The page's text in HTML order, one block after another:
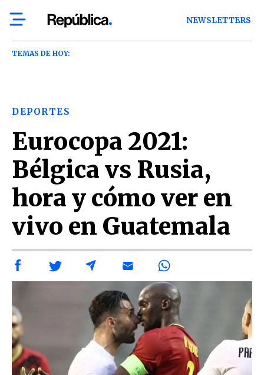
NEWSLETTERS
TEMAS DE HOY:
DEPORTES
Eurocopa 2021:
Bélgica vs Rusia,
hora y cómo ver en
vivo en Guatemala